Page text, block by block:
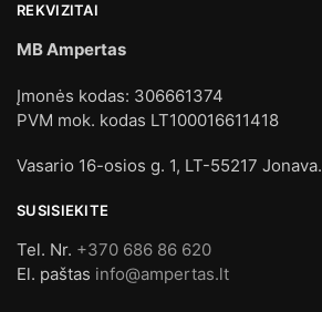
REKVIZITAI
MB Ampertas
Įmonės kodas: 306661374
PVM mok. kodas LT100016611418
Vasario 16-osios g. 1, LT-55217 Jonava.
SUSISIEKITE
Tel. Nr. +370 686 86 620
El. paštas info@ampertas.lt